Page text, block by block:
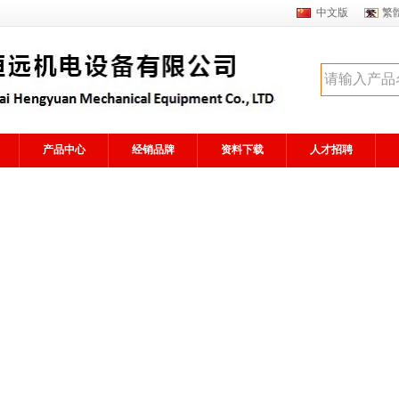
中文版 繁
产品中心 经销品牌 资料下载 人才招聘